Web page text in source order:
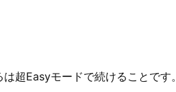
超Easyモードで続けることです。